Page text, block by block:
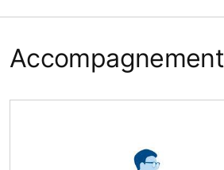
Accompagnement